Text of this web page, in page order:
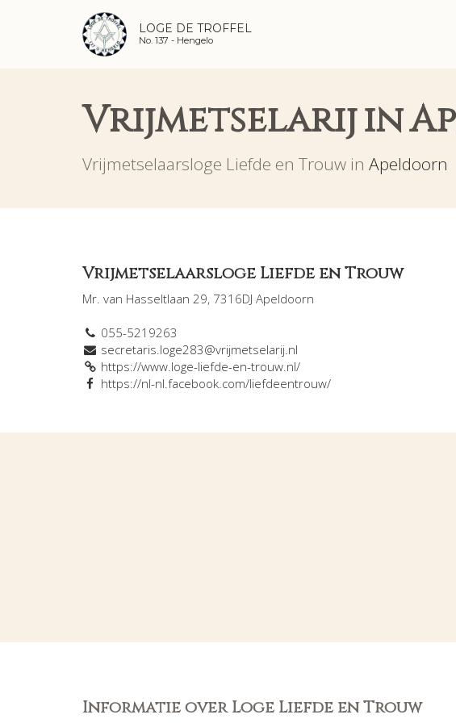
LOGE DE TROFFEL
No. 137 - Hengelo
Vrijmetselarij in
Vrijmetselaarsloge Liefde en Trouw in Apeldoorn
Vrijmetselaarsloge Liefde en Trouw
Mr. van Hasseltlaan 29, 7316DJ Apeldoorn
055-5219263
secretaris.loge283@vrijmetselarij.nl
https://www.loge-liefde-en-trouw.nl/
https://nl-nl.facebook.com/liefdeentrouw/
Informatie over Loge Liefde en Trouw